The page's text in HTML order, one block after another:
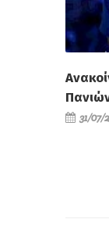
31/07/